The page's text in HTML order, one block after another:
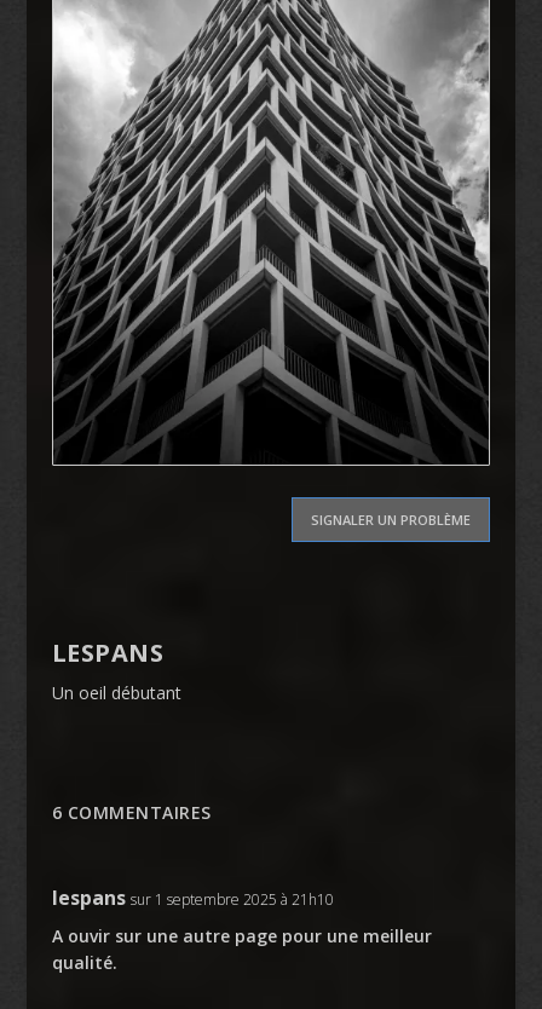
SIGNALER UN PROBLÈME
LESPANS
Un oeil débutant
6 COMMENTAIRES
lespans sur 1 septembre 2025 à 21h10
A ouvir sur une autre page pour une meilleur
qualité.